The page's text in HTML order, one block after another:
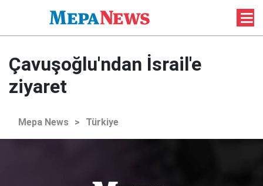
Çavuşoğlu'ndan İsrail'e
ziyaret
Mepa News > Türkiye